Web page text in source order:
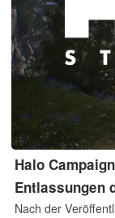
Halo
Entlassungen
Nach der